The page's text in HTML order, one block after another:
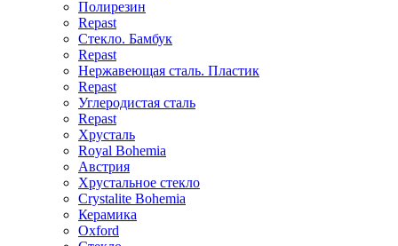
Полирезин
Repast
Стекло. Бамбук
Repast
Нержавеющая сталь. Пластик
Repast
Углеродистая сталь
Repast
Хрусталь
Royal Bohemia
Австрия
Хрустальное стекло
Crystalite Bohemia
Керамика
Oxford